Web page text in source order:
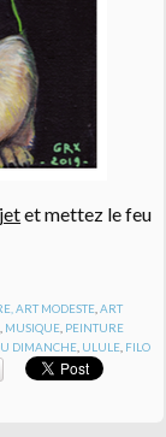
et mettez le feu
ART MODESTE,ART
, MUSIQUE, PEINTURE
DIMANCHE, ULULE, FILO